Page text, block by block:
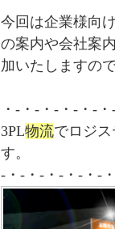
今回は企業様向
の案内や会社案
加いたしますの
・-・-・-・-・-
3PL物流でロジ
す。
-・-・-・-・-・-